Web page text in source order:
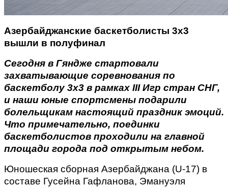
Азербайджанские баскетболисты 3x3
вышли в полуфинал
Сегодня в Гяндже стартовали
захватывающие соревнования по
баскетболу 3x3 в рамках III Игр стран СНГ,
и наши юные спортсмены подарили
болельщикам настоящий праздник эмоций.
Что примечательно, поединки
баскетболистов проходили на главной
площади города под открытым небом.
Юношеская сборная Азербайджана (U-17) в
составе Гусейна Гафланова, Эмануэля